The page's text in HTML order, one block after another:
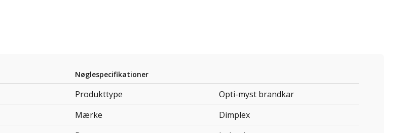
Nøglespecifikationer
Produkttype
Opti-myst brandkar
Mærke
Dimplex